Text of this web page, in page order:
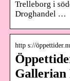
Trelleborg i
Droghandel …
http s://
Gallerian